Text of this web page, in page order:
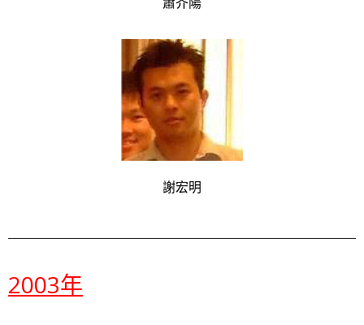
謝宏明
2003年